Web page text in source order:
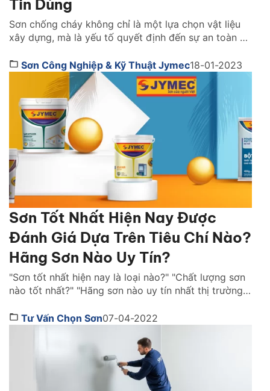
Tin Dùng
Sơn chống cháy không chỉ là một lựa chọn vật liệu
xây dựng, mà là yếu tố quyết định đến sự an toàn và
hỏa hoạn. Vậy lựa sơn chống cháy hãng nào tốt?
Cách chọn như thế nào. Cùng tìm hiểu ngay […]
Sơn Công Nghiệp & Kỹ Thuật Jymec18-01-2023
Sơn Tốt Nhất Hiện Nay Được
Đánh Giá Dựa Trên Tiêu Chí Nào?
Hãng Sơn Nào Uy Tín?
"Sơn tốt nhất hiện nay là loại nào?" "Chất lượng sơn
nào tốt nhất?" "Hãng sơn nào uy tín nhất thị trường
quan tâm. Cùng Sơn JYMEC tìm hiểu những lời
Tư Vấn Chọn Sơn07-04-2022